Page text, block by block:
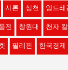
시론 심천 앙드레
전 창원대 천자
필리핀 한국경제